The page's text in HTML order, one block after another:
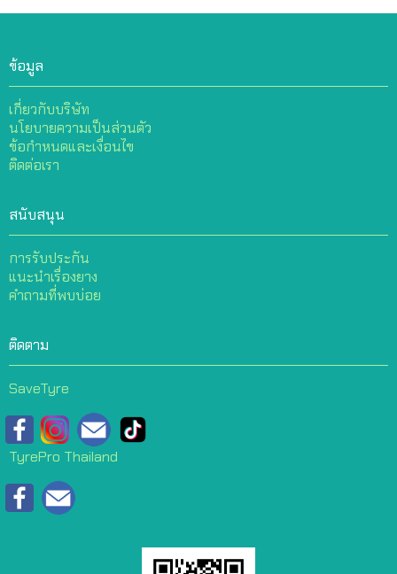
ข้อมูล
เกี่ยวกับบริษัท
นโยบายความเป็นส่วนตัว
ข้อกำหนดและเงื่อนไข
ติดต่อเรา
สนับสนุน
การรับประกัน
แนะนำเรื่องยาง
คำถามที่พบบ่อย
ติดตาม
SaveTyre
TyrePro Thailand